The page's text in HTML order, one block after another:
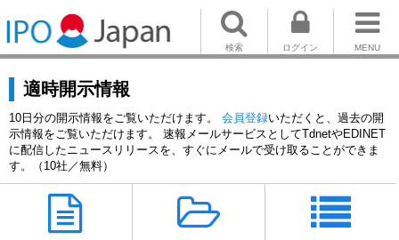
MENU
ログイン
検索
適時開示情報
10日分の開示情報をご覧いただけます。 会員登録いただくと、過去の開
示情報をご覧いただけます。 速報メールサービスとしてTdnetやEDINET
に配信したニュースリリースを、すぐにメールで受け取ることができま
す。（10社／無料）